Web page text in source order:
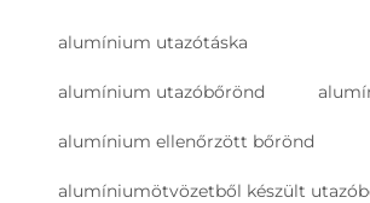
alumínium utazótáska
alumínium utazóbőrönd
alumínium ellenőrzött bőrönd
alumíniumötvözetből készült